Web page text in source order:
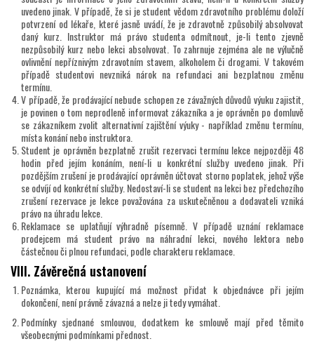
uvedeno jinak. V případě, že si je student vědom zdravotního problému doloží
potvrzení od lékaře, které jasně uvádí, že je zdravotně způsobilý absolvovat
daný kurz. Instruktor má právo studenta odmítnout, je-li tento zjevně
nezpůsobilý kurz nebo lekci absolvovat. To zahrnuje zejména ale ne výlučně
ovlivnění nepříznivým zdravotním stavem, alkoholem či drogami. V takovém
případě studentovi nevzniká nárok na refundaci ani bezplatnou změnu
termínu.
V případě, že prodávající nebude schopen ze závažných důvodů výuku zajistit,
je povinen o tom neprodleně informovat zákazníka a je oprávněn po domluvě
se zákazníkem zvolit alternativní zajištění výuky - například změnu termínu,
místa konání nebo instruktora.
Student je oprávněn bezplatně zrušit rezervaci termínu lekce nejpozději 48
hodin před jejím konáním, není-li u konkrétní služby uvedeno jinak. Při
pozdějším zrušení je prodávající oprávněn účtovat storno poplatek, jehož výše
se odvíjí od konkrétní služby. Nedostaví-li se student na lekci bez předchozího
zrušení rezervace je lekce považována za uskutečněnou a dodavateli vzniká
právo na úhradu lekce.
Reklamace se uplatňují výhradně písemně. V případě uznání reklamace
prodejcem má student právo na náhradní lekci, nového lektora nebo
částečnou či plnou refundaci, podle charakteru reklamace.
VIII. Závěrečná ustanovení
Poznámka, kterou kupující má možnost přidat k objednávce při jejím
dokončení, není právně závazná a nelze ji tedy vymáhat.
Podmínky sjednané smlouvou, dodatkem ke smlouvě mají před těmito
všeobecnými podmínkami přednost.